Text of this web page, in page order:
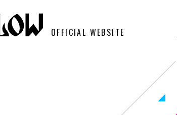
OFFICIAL WEBSITE